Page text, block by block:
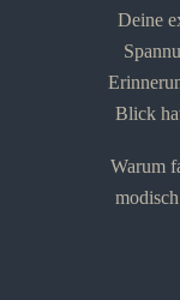
Deine
Blick
Warum